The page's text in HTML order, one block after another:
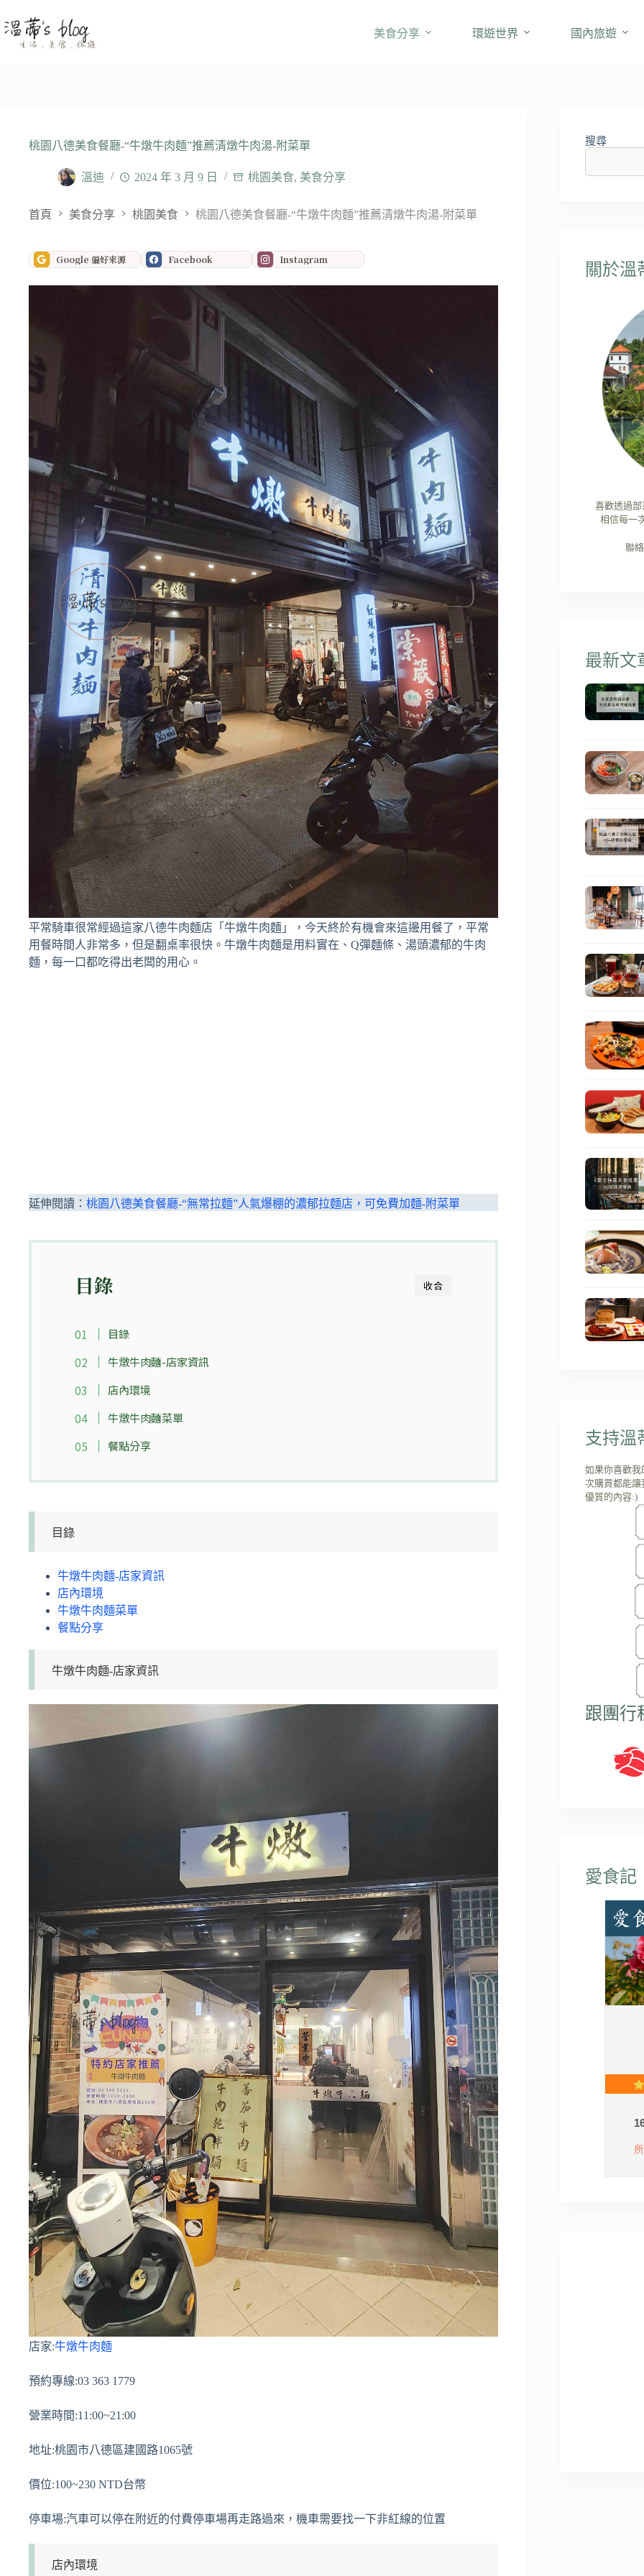
至
美食分享 環遊世界 國內旅遊
桃園八德美食餐廳-“牛燉牛肉麵”推薦清燉牛肉湯-附菜單
溫迪 2024 年 3 月 9 日 桃園美食, 美食分享
首頁 美食分享 桃園美食 桃園八德美食餐廳-“牛燉牛肉麵”推薦清燉牛肉湯-附菜單
Google 偏好來源 Facebook Instagram
平常騎車很常經過這家八德牛肉麵店「牛燉牛肉麵」，今天終於有機會來這邊用餐了，平常
用餐時間人非常多，但是翻桌率很快。牛燉牛肉麵是用料實在、Q彈麵條、湯頭濃郁的牛肉
麵，每一口都吃得出老闆的用心。
延伸閱讀： 桃園八德美食餐廳-“無常拉麵”人氣爆棚的濃郁拉麵店，可免費加麵-附菜單
收合
目錄
目錄
牛燉牛肉麵-店家資訊
店內環境
牛燉牛肉麵菜單
餐點分享
目錄
牛燉牛肉麵-店家資訊
店內環境
牛燉牛肉麵菜單
餐點分享
牛燉牛肉麵-店家資訊
店家:牛燉牛肉麵
預約專線:03 363 1779
營業時間:11:00~21:00
地址:桃園市八德區建國路1065號
價位:100~230 NTD台幣
停車場:汽車可以停在附近的付費停車場再走路過來，機車需要找一下非紅線的位置
店內環境
搜尋
關於溫
喜歡透過
相信每一
聯
最新文
支持溫
如果你喜歡
次購買都能
優質的內容:)
跟團行
愛食記